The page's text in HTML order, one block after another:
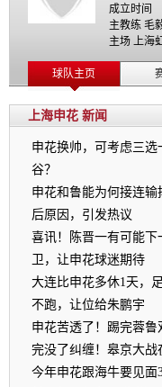
成立时间
主教练 毛
主场 上海
球队主页
上海申花 新闻
申花换帅，可考虑三
谷？
申花和鲁能为何接连
后原因，引发热议
喜讯！陈晋一有可能
卫，让申花球迷期待
大连比申花多休1天，
不跑，让位给朱鹏宇
申花苦透了！踢完蓉
完没了纠缠！皋京大战
今年申花跟海牛要见面